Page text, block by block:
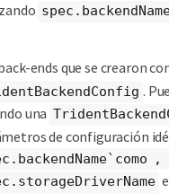
ends que se crearon
.
una
de configuración